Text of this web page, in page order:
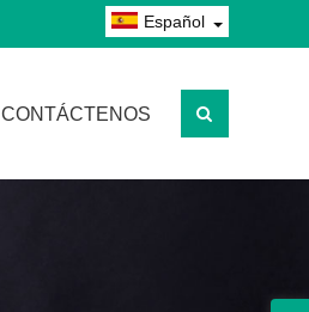
Español
CONTÁCTENOS